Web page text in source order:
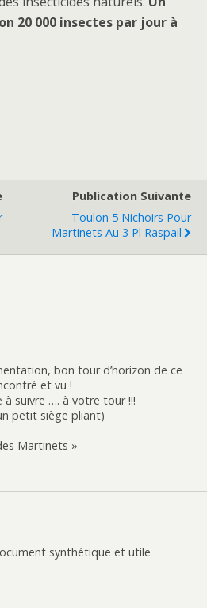
20 000 insectes par jour à
Publication Suivante
Toulon 5 Nichoirs Pour
Martinets Au 3 Pl Raspail
bon tour d’horizon de ce
et vu !
suivre …. à votre tour !!!
petit siège pliant)
Martinets »
synthétique et utile